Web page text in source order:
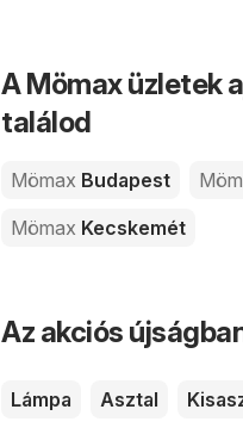
A Mömax üzletek
találod
Mömax Budapest
Mömax Kecskemét
Az akciós
Lámpa Asztal